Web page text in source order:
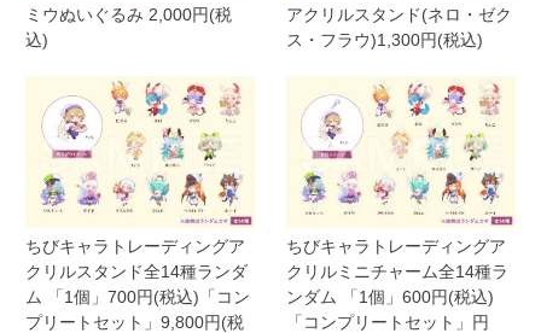
ミウぬいぐるみ 2,000円(税
込)
アクリルスタンド(ネロ・ゼク
ス・フラウ)1,300円(税込)
ちびキャラトレーディングア
クリルスタンド全14種ランダ
ム 「1個」700円(税込)「コン
プリートセット」9,800円(税
ちびキャラトレーディングア
クリルミニチャーム全14種ラ
ンダム 「1個」600円(税込)
「コンプリートセット」円